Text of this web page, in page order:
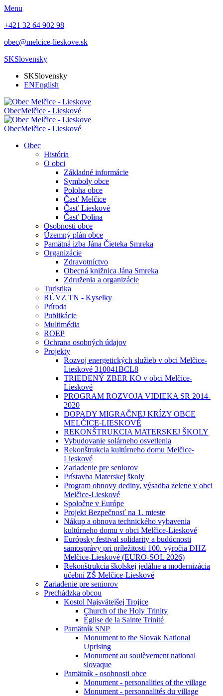
Menu
+421 32 64 902 98
obec@melcice-lieskove.sk
SKSlovensky
SKSlovensky
ENEnglish
ObecMelčice - Lieskové
ObecMelčice - Lieskové
Obec
História
O obci
Základné informácie
Symboly obce
Poloha obce
Časť Melčice
Časť Lieskové
Časť Dolina
Osobnosti obce
Územný plán obce
Pamätná izba Jána Čieteka Smreka
Organizácie
Zdravotníctvo
Obecná knižnica Jána Smreka
Združenia a organizácie
Turistika
RÚVZ TN - Kyselky
Príroda
Publikácie
Multimédia
ROEP
Ochrana osobných údajov
Projekty
Rozvoj energetických služieb v obci Melčice-
Lieskové 310041BCL8
TRIEDENÝ ZBER KO v obci Melčice-
Lieskové
PROGRAM ROZVOJA VIDIEKA SR 2014-
2020
DOPADY MIGRAČNEJ KRÍZY OBCE
MELČICE-LIESKOVÉ
REKONŠTRUKCIA MATERSKEJ ŠKOLY
Vybudovanie solárneho osvetlenia
Rekonštrukcia kultúrneho domu Melčice-
Lieskové
Zariadenie pre seniorov
Prístavba Materskej školy
Program obnovy dediny, výsadba zelene v obci
Melčice-Lieskové
Spoločne v Európe
Projekt Bezpečnosť na 1. mieste
Nákup a obnova technického vybavenia
kultúrneho domu v obci Melčice-Lieskové
Európsky festival solidarity a budúcnosti
samosprávy pri príležitosti 100. výročia DHZ
Melčice-Lieskové (EURO-SOL 2026)
Rekonštrukcia školskej jedálne a modernizácia
učební ZŠ Melčice-Lieskové
Zariadenie pre seniorov
Prechádzka obcou
Kostol Najsvätejšej Trojice
Church of the Holy Trinity
Église de la Sainte Trinité
Pamätník SNP
Monument to the Slovak National
Uprising
Monument au soulèvement national
slovaque
Pamätník - osobnosti obce
Monument - personalities of the village
Monument - personnalités du village